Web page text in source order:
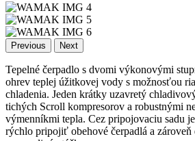
Previous Next
Tepelné čerpadlo s dvomi výkonovými
ohrev teplej úžitkovej vody s možnosťou
chladenia. Jeden krátky uzavretý
tichých Scroll kompresorov a robustnými
výmenníkmi tepla. Cez pripojovaciu sadu
rýchlo pripojiť obehové čerpadlá a